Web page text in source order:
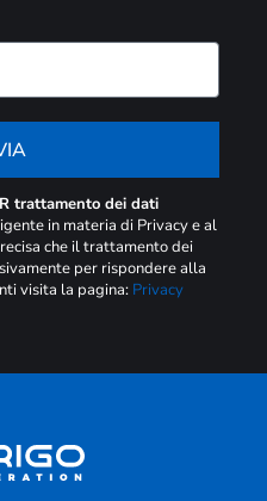
trattamento dei dati
in materia di Privacy e al
che il trattamento dei
per rispondere alla
visita la pagina: Privacy